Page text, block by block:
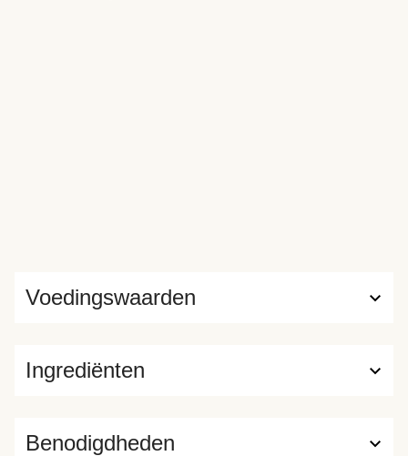
Ingrediënten
Voedingswaarden
Benodigdheden